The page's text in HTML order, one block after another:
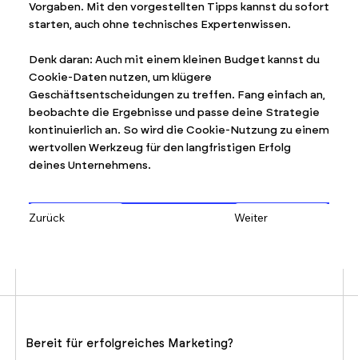
Vorgaben. Mit den vorgestellten Tipps kannst du sofort
starten, auch ohne technisches Expertenwissen.
Denk daran: Auch mit einem kleinen Budget kannst du
Cookie-Daten nutzen, um klügere
Geschäftsentscheidungen zu treffen. Fang einfach an,
beobachte die Ergebnisse und passe deine Strategie
kontinuierlich an. So wird die Cookie-Nutzung zu einem
wertvollen Werkzeug für den langfristigen Erfolg
deines Unternehmens.
Zurück Weiter
Bereit für erfolgreiches Marketing?